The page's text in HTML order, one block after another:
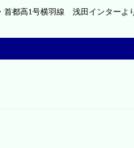
首都高1号横羽線 浅田インター